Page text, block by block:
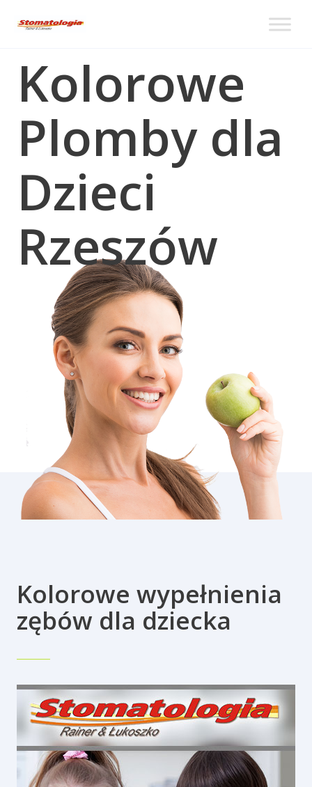
Kolorowe
Plomby dla
Dzieci
Rzeszów
Kolorowe wypełnienia
zębów dla dziecka